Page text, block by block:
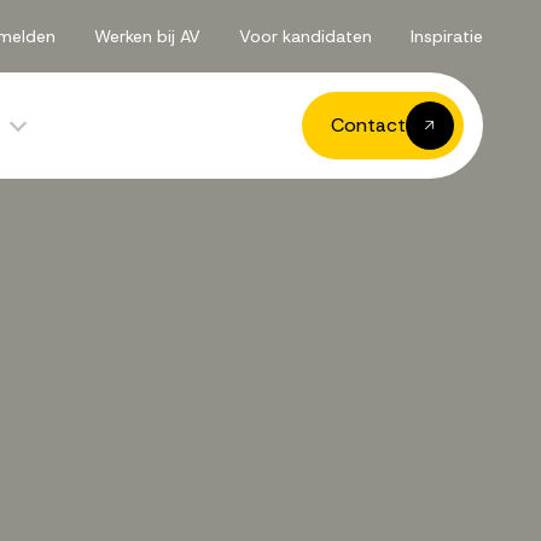
Werken bij AV Voor kandidaten Inspiratie
Contact